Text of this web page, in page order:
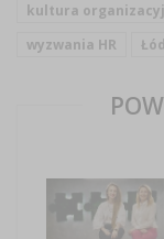
kultura
wyzwania HR